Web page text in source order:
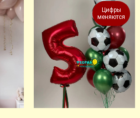
Цифры
меняются